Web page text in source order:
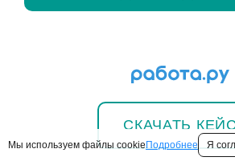
СКАЧАТЬ КЕЙС
Мы используем файлы cookieПодробнее Я